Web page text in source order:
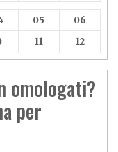
05
06
11 12
omologati?
per